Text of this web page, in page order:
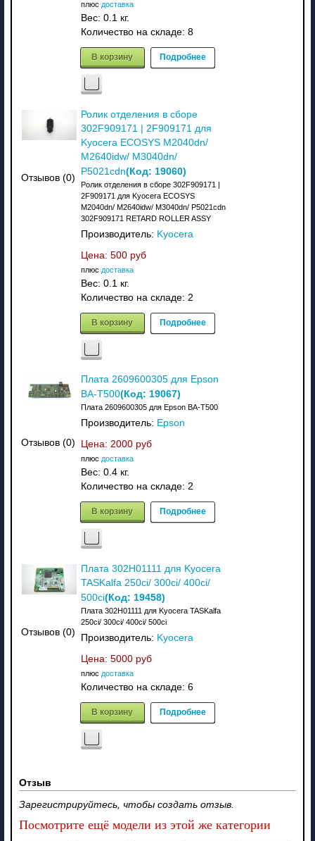
плюс доставка
Вес: 0.1 кг.
Количество на складе: 8
В корзину Подробнее
Отзывов (0)
Ролик отделения в сборе
302F909171 | 2F909171 для
Kyocera ECOSYS M2040dn/
M2640idw/ M3040dn/
P5021cdn(Код: 19060)
Ролик отделения в сборе 302F909171 |
2F909171 для Kyocera ECOSYS
M2040dn/ M2640idw/ M3040dn/ P5021cdn
302F909171 RETARD ROLLER ASSY
Производитель: Kyocera
Цена: 500 руб
плюс доставка
Вес: 0.1 кг.
Количество на складе: 2
В корзину Подробнее
Отзывов (0)
Плата 2609600305 для Epson
BA-T500(Код: 19067)
Плата 2609600305 для Epson BA-T500
Производитель: Epson
Цена: 2000 руб
плюс доставка
Вес: 0.4 кг.
Количество на складе: 2
В корзину Подробнее
Отзывов (0)
Плата 302H01111 для Kyocera
TASKalfa 250ci/ 300ci/ 400ci/
500ci(Код: 19458)
Плата 302H01111 для Kyocera TASKalfa
250ci/ 300ci/ 400ci/ 500ci
Производитель: Kyocera
Цена: 5000 руб
плюс доставка
Количество на складе: 6
В корзину Подробнее
Отзыв
Зарегистрируйтесь, чтобы создать отзыв.
Посмотрите ещё модели из этой же категории